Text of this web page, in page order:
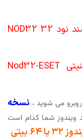
دانلود آنتی ویروس معروف و قدرتمند نود 32 NOD32
دانلود نسخه جدید نرم افزار امنیتی Nod32-ESET
می شوید ، نسخه
ویندوز شما کدام است
بیتی